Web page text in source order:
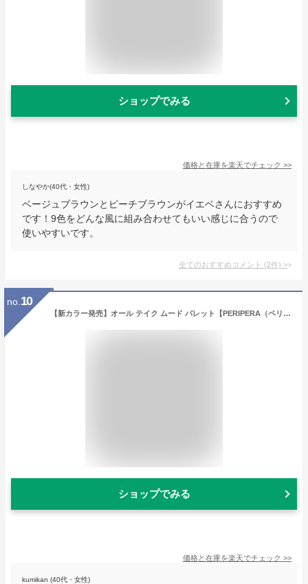
ショップでみる
価格と在庫を楽天でチェック >>
しなやか(40代・女性)
ベージュブラウンとピーチブラウンがイエベさんにおすすめ
です！9色をどんな風に組み合わせてもいい感じに合うので
使いやすいです。
全てのおすすめコメント (2件) >
no. 10
【新カラー発売】オール テイク ムード パレット【PERIPERA（ペリペラ）公式】アイシャドウ パレット シャドウ グリッター アイメイク デイリーメイク コスパ 手軽 持ち運び 捨て色なし
ショップでみる
価格と在庫を楽天でチェック >>
kumikan (40代・女性)